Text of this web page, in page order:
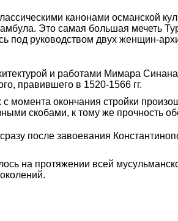
канонами османской
Это самая большая мечеть
под руководством двух женщин-
и работами Мимара
правившего в 1520-1566 гг.
окончания стройки
скобами, к тому же прочность
после завоевания
на протяжении всей